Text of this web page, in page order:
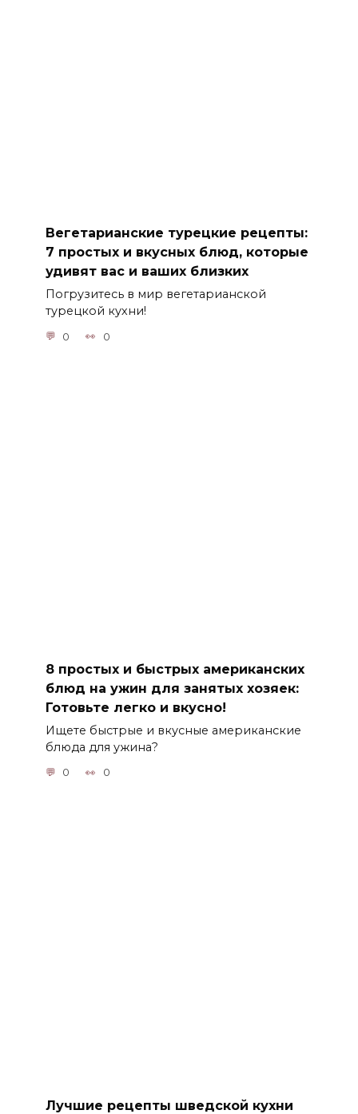
Вегетарианские турецкие рецепты:
7 простых и вкусных блюд, которые
удивят вас и ваших близких
Погрузитесь в мир вегетарианской
турецкой кухни!
0 0
8 простых и быстрых американских
блюд на ужин для занятых хозяек:
Готовьте легко и вкусно!
Ищете быстрые и вкусные американские
блюда для ужина?
0 0
Лучшие рецепты шведской кухни